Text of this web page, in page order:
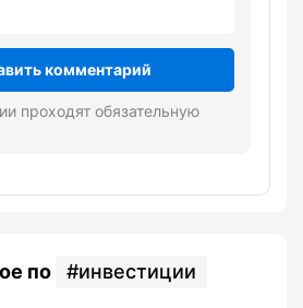
комментарий
проходят обязательную
по инвестиции